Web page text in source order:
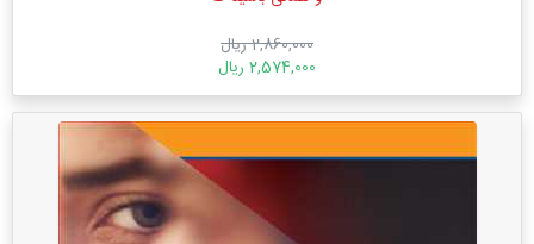
2,860,000 ریال
2,574,000 ریال